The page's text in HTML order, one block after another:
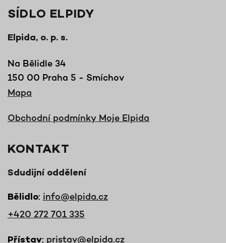
SÍDLO ELPIDY
Elpida, o. p. s.
Na Bělidle 34
150 00 Praha 5 - Smíchov
Mapa
Obchodní podmínky Moje Elpida
KONTAKT
Sdudijní oddělení
Bělidlo: info@elpida.cz
+420 272 701 335
Přístav: pristav@elpida.cz